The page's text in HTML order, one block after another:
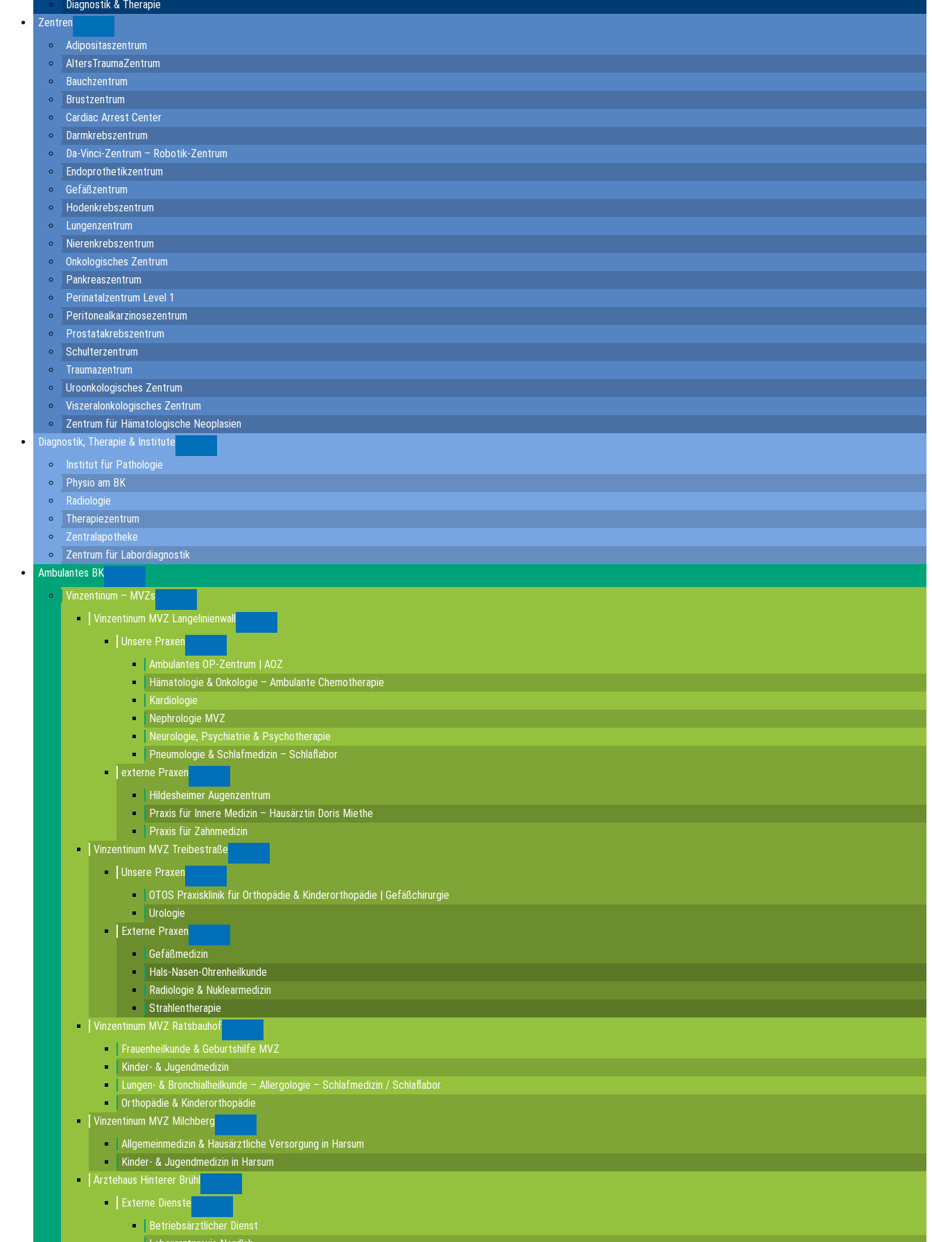
Diagnostik & Therapie
Zentren
Adipositaszentrum
AltersTraumaZentrum
Bauchzentrum
Brustzentrum
Cardiac Arrest Center
Darmkrebszentrum
Da-Vinci-Zentrum – Robotik-Zentrum
Endoprothetikzentrum
Gefäßzentrum
Hodenkrebszentrum
Lungenzentrum
Nierenkrebszentrum
Onkologisches Zentrum
Pankreaszentrum
Perinatalzentrum Level 1
Peritonealkarzinosezentrum
Prostatakrebszentrum
Schulterzentrum
Traumazentrum
Uroonkologisches Zentrum
Viszeralonkologisches Zentrum
Zentrum für Hämatologische Neoplasien
Diagnostik, Therapie & Institute
Institut für Pathologie
Physio am BK
Radiologie
Therapiezentrum
Zentralapotheke
Zentrum für Labordiagnostik
Ambulantes BK
Vinzentinum – MVZs
Vinzentinum MVZ Langelinienwall
Unsere Praxen
Ambulantes OP-Zentrum | AOZ
Hämatologie & Onkologie – Ambulante Chemotherapie
Kardiologie
Nephrologie MVZ
Neurologie, Psychiatrie & Psychotherapie
Pneumologie & Schlafmedizin – Schlaflabor
externe Praxen
Hildesheimer Augenzentrum
Praxis für Innere Medizin – Hausärztin Doris Miethe
Praxis für Zahnmedizin
Vinzentinum MVZ Treibestraße
Unsere Praxen
OTOS Praxisklinik für Orthopädie & Kinderorthopädie | Gefäßchirurgie
Urologie
Externe Praxen
Gefäßmedizin
Hals-Nasen-Ohrenheilkunde
Radiologie & Nuklearmedizin
Strahlentherapie
Vinzentinum MVZ Ratsbauhof
Frauenheilkunde & Geburtshilfe MVZ
Kinder- & Jugendmedizin
Lungen- & Bronchialheilkunde – Allergologie – Schlafmedizin / Schlaflabor
Orthopädie & Kinderorthopädie
Vinzentinum MVZ Milchberg
Allgemeinmedizin & Hausärztliche Versorgung in Harsum
Kinder- & Jugendmedizin in Harsum
Ärztehaus Hinterer Brühl
Externe Dienste
Betriebsärztlicher Dienst